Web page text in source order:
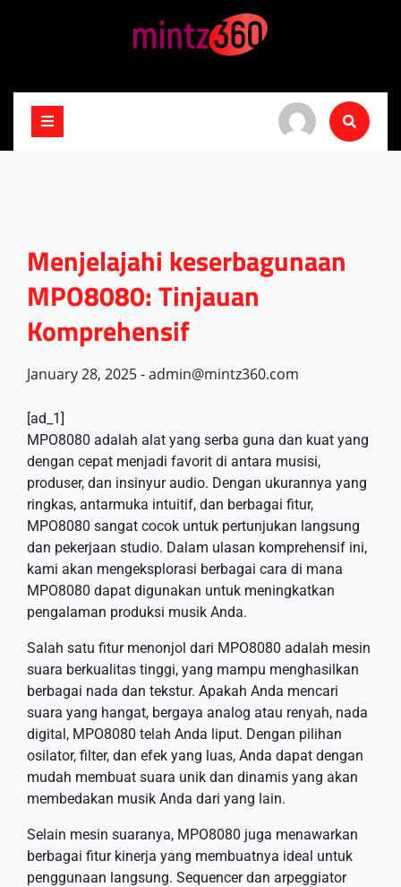
Menjelajahi keserbagunaan
MPO8080: Tinjauan
Komprehensif
January 28, 2025-admin@mintz360.com
[ad_1]
MPO8080 adalah alat yang serba guna dan kuat yang
dengan cepat menjadi favorit di antara musisi,
produser, dan insinyur audio. Dengan ukurannya yang
ringkas, antarmuka intuitif, dan berbagai fitur,
MPO8080 sangat cocok untuk pertunjukan langsung
dan pekerjaan studio. Dalam ulasan komprehensif ini,
kami akan mengeksplorasi berbagai cara di mana
MPO8080 dapat digunakan untuk meningkatkan
pengalaman produksi musik Anda.
Salah satu fitur menonjol dari MPO8080 adalah mesin
suara berkualitas tinggi, yang mampu menghasilkan
berbagai nada dan tekstur. Apakah Anda mencari
suara yang hangat, bergaya analog atau renyah, nada
digital, MPO8080 telah Anda liput. Dengan pilihan
osilator, filter, dan efek yang luas, Anda dapat dengan
mudah membuat suara unik dan dinamis yang akan
membedakan musik Anda dari yang lain.
Selain mesin suaranya, MPO8080 juga menawarkan
berbagai fitur kinerja yang membuatnya ideal untuk
penggunaan langsung. Sequencer dan arpeggiator